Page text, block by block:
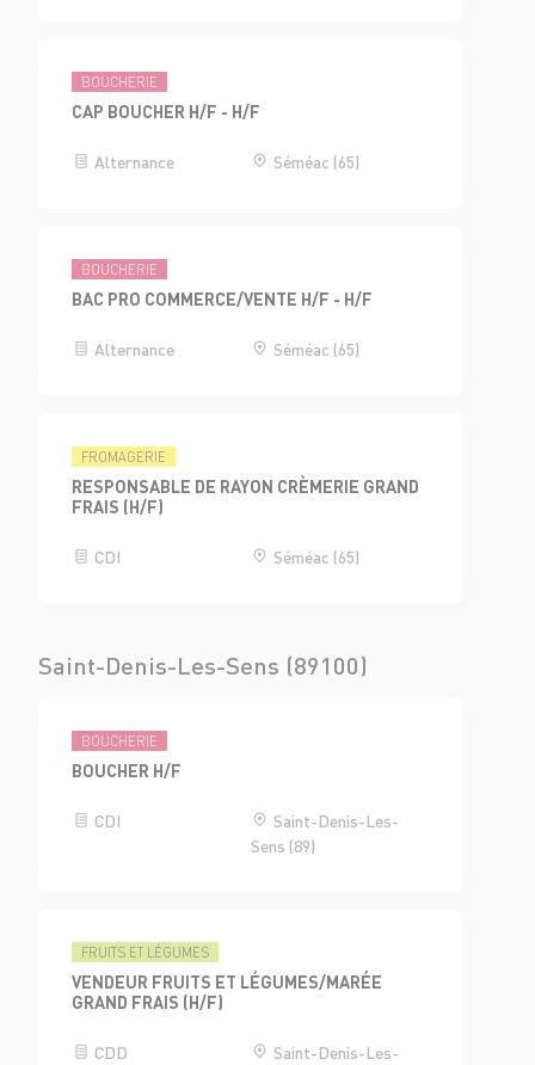
BOUCHERIE
CAP BOUCHER H/F - H/F
Alternance Séméac (65)
BOUCHERIE
BAC PRO COMMERCE/VENTE H/F - H/F
Alternance Séméac (65)
FROMAGERIE
RESPONSABLE DE RAYON CRÈMERIE GRAND
FRAIS (H/F)
CDI Séméac (65)
Saint-Denis-Les-Sens (89100)
BOUCHERIE
BOUCHER H/F
CDI
Saint-Denis-Les-
Sens (89)
FRUITS ET LÉGUMES
VENDEUR FRUITS ET LÉGUMES/MARÉE
GRAND FRAIS (H/F)
CDD Saint-Denis-Les-